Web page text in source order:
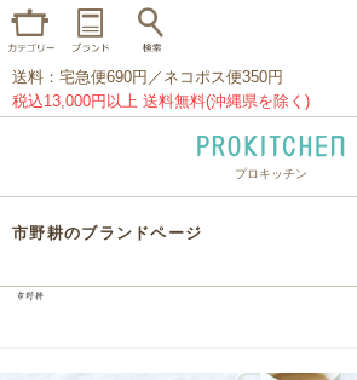
家事問屋 ウェック
プレート グラス カトラリー
送料：宅急便690円／ネコポス便350円
税込13,000円以上 送料無料(沖縄県を除く)
プロキッチン
市野耕のブランドページ